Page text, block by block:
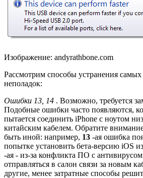
Изображение: andyrathbone.com
Рассмотрим способы устранения
неполадок:
Ошибки 13, 14 . Возможно, требуется
Подобные ошибки часто появляются,
пытается соединить iPhone с ноутом
китайским кабелем. Обратите
быть иной: например, 13 -ая ошибка
попытке установить бета-версию iOS
-ая - из-за конфликта ПО с
отправляться в салон связи за новым
другие, менее затратные способы